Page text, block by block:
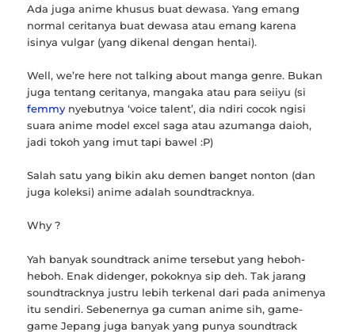
Ada juga anime khusus buat dewasa. Yang emang
normal ceritanya buat dewasa atau emang karena
isinya vulgar (yang dikenal dengan hentai).
Well, we’re here not talking about manga genre. Bukan
juga tentang ceritanya, mangaka atau para seiiyu (si
femmy nyebutnya ‘voice talent’, dia ndiri cocok ngisi
suara anime model excel saga atau azumanga daioh,
jadi tokoh yang imut tapi bawel :P)
Salah satu yang bikin aku demen banget nonton (dan
juga koleksi) anime adalah soundtracknya.
Why ?
Yah banyak soundtrack anime tersebut yang heboh-
heboh. Enak didenger, pokoknya sip deh. Tak jarang
soundtracknya justru lebih terkenal dari pada animenya
itu sendiri. Sebenernya ga cuman anime sih, game-
game Jepang juga banyak yang punya soundtrack